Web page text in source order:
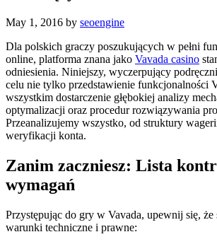
May 1, 2016 by seoengine
Dla polskich graczy poszukujących w pełni
online, platforma znana jako Vavada casino
odniesienia. Niniejszy, wyczerpujący
celu nie tylko przedstawienie funkcjonalności
wszystkim dostarczenie głębokiej analizy
optymalizacji oraz procedur rozwiązywania
Przeanalizujemy wszystko, od struktury
weryfikacji konta.
Zanim zaczniesz: Lista
wymagań
Przystępując do gry w Vavada, upewnij się, że
warunki techniczne i prawne: